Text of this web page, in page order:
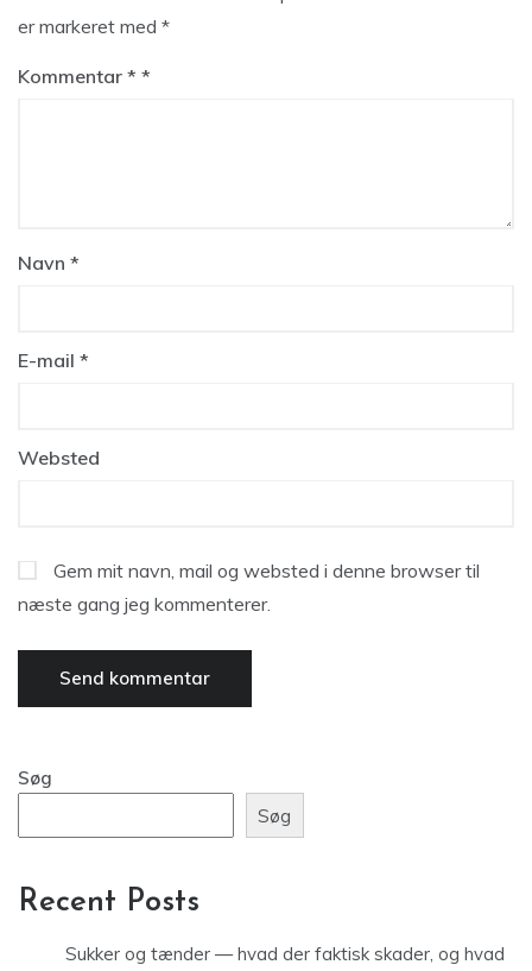
er markeret med *
Kommentar *
Navn *
E-mail *
Websted
Gem mit navn, mail og websted i denne browser til
næste gang jeg kommenterer.
Søg
Søg
Recent Posts
Sukker og tænder — hvad der faktisk skader, og hvad